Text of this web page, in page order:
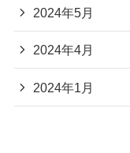
2024年5月
2024年4月
2024年1月